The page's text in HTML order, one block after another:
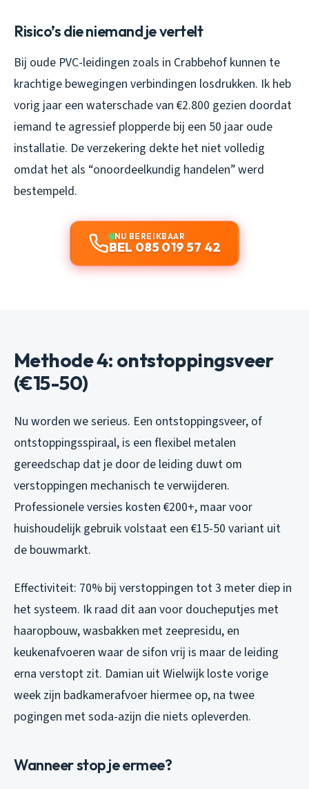
Risico’s die niemand je vertelt
Bij oude PVC-leidingen zoals in Crabbehof kunnen te
krachtige bewegingen verbindingen losdrukken. Ik heb
vorig jaar een waterschade van €2.800 gezien doordat
iemand te agressief plopperde bij een 50 jaar oude
installatie. De verzekering dekte het niet volledig
omdat het als “onoordeelkundig handelen” werd
bestempeld.
NU BEREIKBAAR
BEL 085 019 57 42
Methode 4: ontstoppingsveer
(€15-50)
Nu worden we serieus. Een ontstoppingsveer, of
ontstoppingsspiraal, is een flexibel metalen
gereedschap dat je door de leiding duwt om
verstoppingen mechanisch te verwijderen.
Professionele versies kosten €200+, maar voor
huishoudelijk gebruik volstaat een €15-50 variant uit
de bouwmarkt.
Effectiviteit: 70% bij verstoppingen tot 3 meter diep in
het systeem. Ik raad dit aan voor doucheputjes met
haaropbouw, wasbakken met zeepresidu, en
keukenafvoeren waar de sifon vrij is maar de leiding
erna verstopt zit. Damian uit Wielwijk loste vorige
week zijn badkamerafvoer hiermee op, na twee
pogingen met soda-azijn die niets opleverden.
Wanneer stop je ermee?